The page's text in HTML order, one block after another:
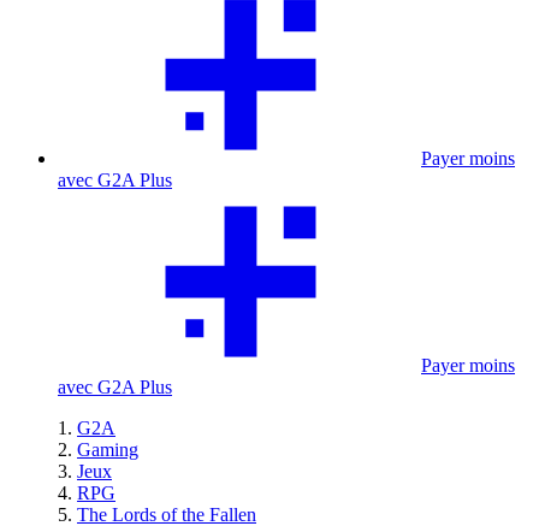
Payer moins
avec G2A Plus
Payer moins
avec G2A Plus
G2A
Gaming
Jeux
RPG
The Lords of the Fallen